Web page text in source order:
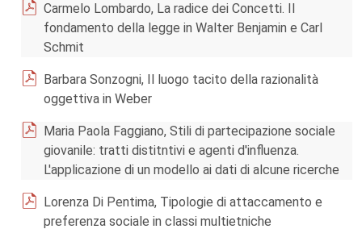
Carmelo Lombardo, La radice dei Concetti. Il
fondamento della legge in Walter Benjamin e Carl
Schmit
Barbara Sonzogni, Il luogo tacito della razionalità
oggettiva in Weber
Maria Paola Faggiano, Stili di partecipazione sociale
giovanile: tratti distitntivi e agenti d'influenza.
L'applicazione di un modello ai dati di alcune ricerche
Lorenza Di Pentima, Tipologie di attaccamento e
preferenza sociale in classi multietniche